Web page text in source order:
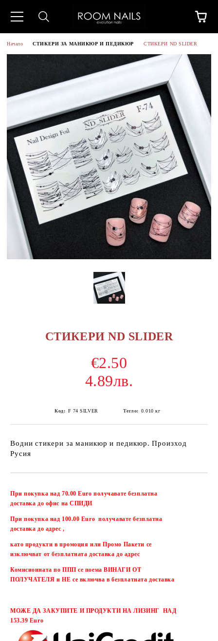
Начало СТИКЕРИ ЗА МАНИКЮР И ПЕДИКЮР СТИКЕРИ ND SLIDER
СТИКЕРИ ND SLIDER
€2.50
4.89лв.
Код: F 74 SILVER Тегло: 0.010 кг
Водни стикери за маникюр и педикюр. Произход
Русия
При покупка над 70.00 Euro получавате безплатна
доставка до офис на СПИДИ
При покупка над 100.00 Euro получавате безплатна
доставка до адрес ,
като продукти в промоция или Промо Пакети се
изключват от безплатната доставка до адрес
Комисионната по ППП се поема ВИНАГИ ОТ
ПОЛУЧАТЕЛЯ и НЕ се включва в безплатната доставка
МОЖЕ ДА ЗАКУПИТЕ И ПРОДУКТИ НА ЛИЗИНГ НАД
153.39 Euro